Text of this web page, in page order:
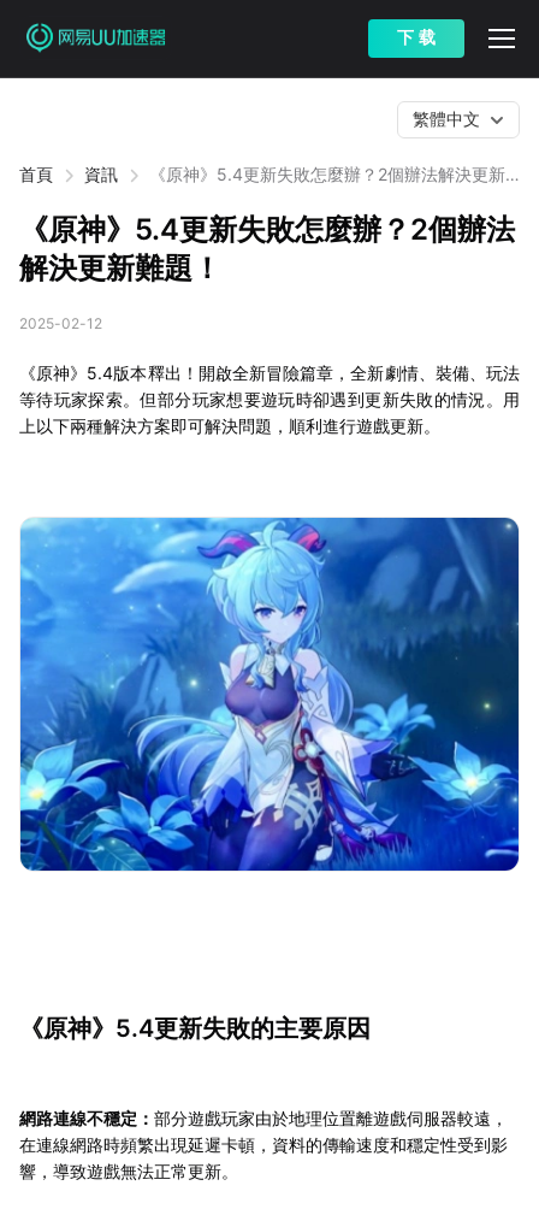
下 载
首頁 資訊
《原神》5.4更新失敗怎麼辦？2個辦法解決更新
繁體中文
《原神》5.4更新失敗怎麼辦？2個辦法
解決更新難題！
2025-02-12
《原神》5.4版本釋出！開啟全新冒險篇章，全新劇情、裝備、玩法
等待玩家探索。但部分玩家想要遊玩時卻遇到更新失敗的情況。用
上以下兩種解決方案即可解決問題，順利進行遊戲更新。
《原神》5.4更新失敗的主要原因
網路連線不穩定： 部分遊戲玩家由於地理位置離遊戲伺服器較遠，
在連線網路時頻繁出現延遲卡頓，資料的傳輸速度和穩定性受到影
響，導致遊戲無法正常更新。